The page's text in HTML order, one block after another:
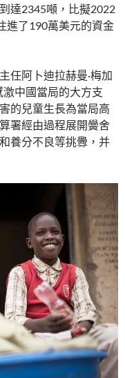
達2345噸，比擬2022
進了190萬美元的資金
任阿卜迪拉赫曼·梅加
激中國當局的大方支
的兒童生長為當局高
署經由過程展開黌舍
養分不良等挑釁，并